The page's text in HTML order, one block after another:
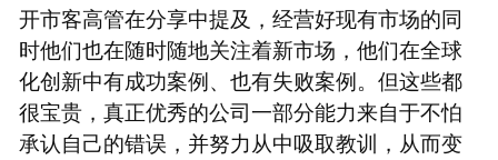
开市客高管在分享中提及，经营好现有市场的同
时他们也在随时随地关注着新市场，他们在全球
化创新中有成功案例、也有失败案例。但这些都
很宝贵，真正优秀的公司一部分能力来自于不怕
承认自己的错误，并努力从中吸取教训，从而变